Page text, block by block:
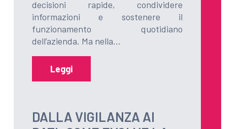
decisioni rapide, condividere
informazioni e sostenere il
funzionamento quotidiano
dell’azienda. Ma nella…
Leggi
DALLA VIGILANZA AI